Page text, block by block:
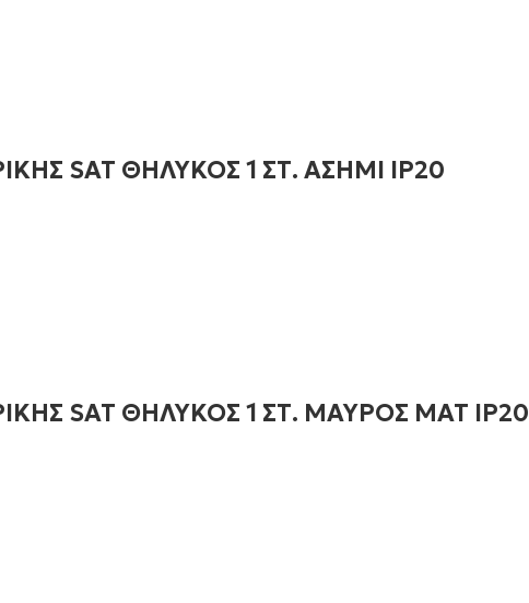
SAT ΘΗΛΥΚΟΣ 1 ΣΤ. ΑΣΗΜΙ IP20
SAT ΘΗΛΥΚΟΣ 1 ΣΤ. ΜΑΥΡΟΣ ΜΑΤ IP20